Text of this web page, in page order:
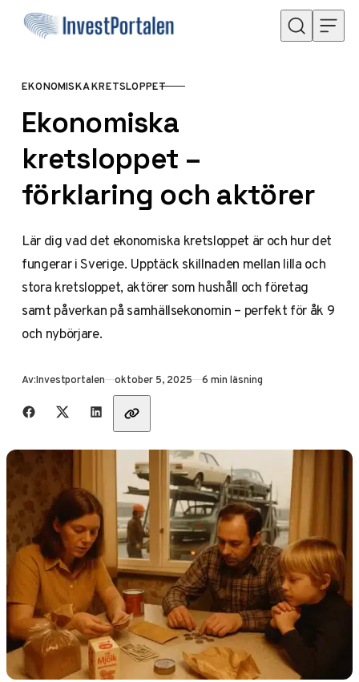
Hoppa till innehåll
KATEGORI
EKONOMISKA KRETSLOPPET
Ekonomiska
kretsloppet –
förklaring och aktörer
Lär dig vad det ekonomiska kretsloppet är och hur det
fungerar i Sverige. Upptäck skillnaden mellan lilla och
stora kretsloppet, aktörer som hushåll och företag
samt påverkan på samhällsekonomin – perfekt för åk 9
och nybörjare.
Av:Investportalen Publicerad
oktober 5, 2025 6 min läsning
Dela med vänner